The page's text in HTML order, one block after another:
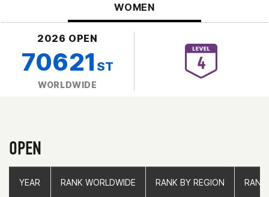
WOMEN
2026 OPEN
70621 ST
WORLDWIDE
OPEN
YEAR RANK WORLDWIDE RANK BY REGION
YEAR RANK WORLDWIDE RANK BY REGION